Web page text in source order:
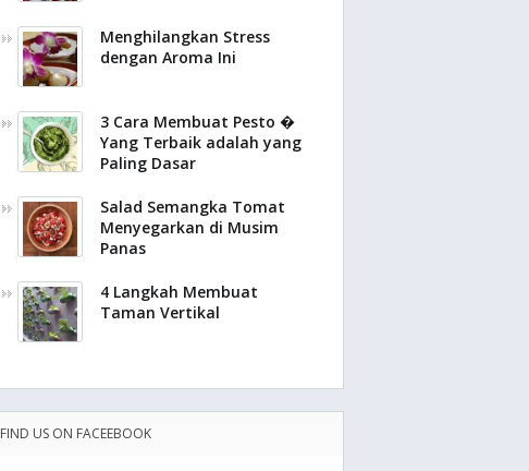
Menghilangkan Stress
dengan Aroma Ini
3 Cara Membuat Pesto �
Yang Terbaik adalah yang
Paling Dasar
Salad Semangka Tomat
Menyegarkan di Musim
Panas
4 Langkah Membuat
Taman Vertikal
FIND US ON FACEEBOOK